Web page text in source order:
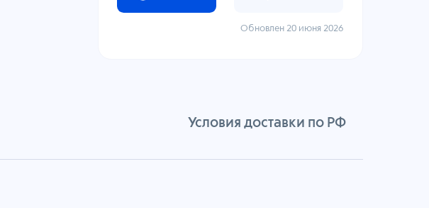
Обновлен 20 июня 2026
Условия доставки по РФ